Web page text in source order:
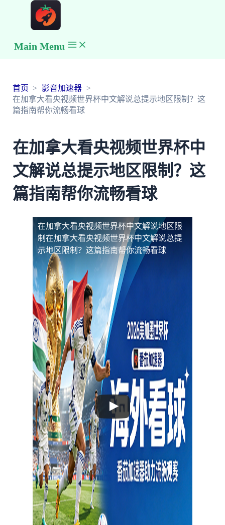
Main Menu
首页
影音加速器
在加拿大看央视频世界杯中文解说总提示地区限制？这
篇指南帮你流畅看球
在加拿大看央视频世界杯中
文解说总提示地区限制？这
篇指南帮你流畅看球
在加拿大看央视频世界杯中文解说地区限
制 在加拿大看央视频世界杯中文解说总提
示地区限制？这篇指南帮你流畅看球